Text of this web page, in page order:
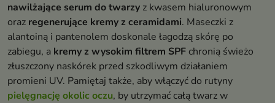
nawilżające serum do twarzy z kwasem hialuronowym
oraz regenerujące kremy z ceramidami. Maseczki z
alantoiną i pantenolem doskonale łagodzą skórę po
zabiegu, a kremy z wysokim filtrem SPFchronią świeżo
złuszczony naskórek przed szkodliwym działaniem
promieni UV. Pamiętaj także, aby włączyć do rutyny
pielęgnację okolic oczu, by utrzymać całą twarz w